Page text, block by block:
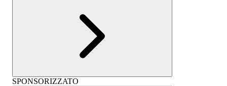
SPONSORIZZATO